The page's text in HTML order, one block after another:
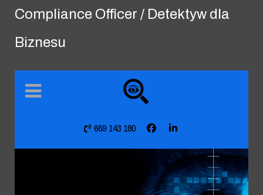
Compliance Officer / Detektyw dla
Biznesu